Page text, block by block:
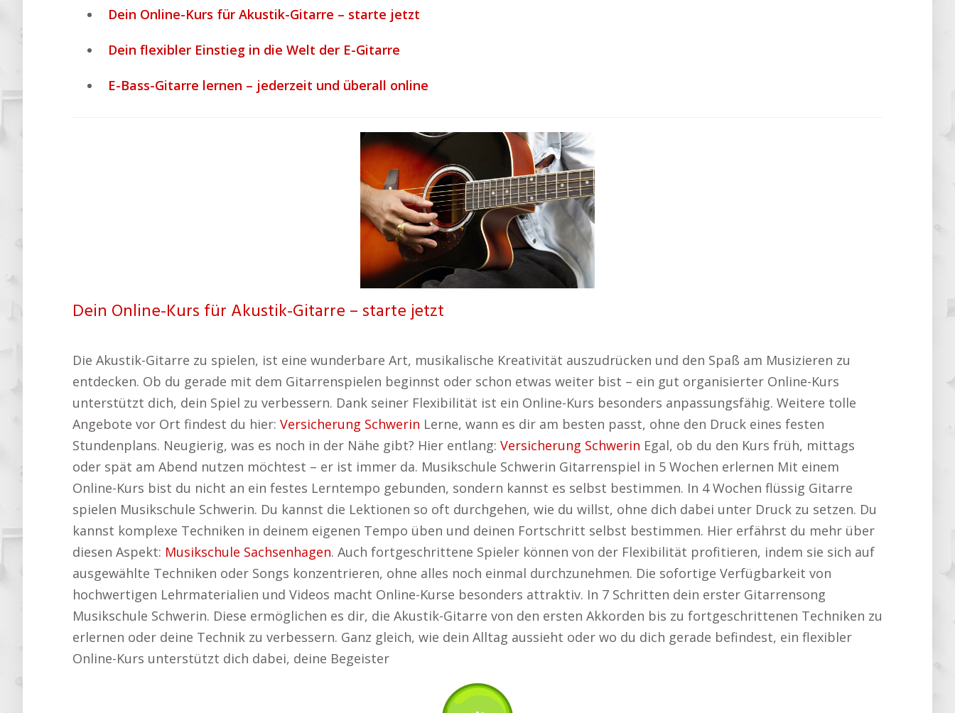
Dein Online-Kurs für Akustik-Gitarre – starte jetzt
Dein flexibler Einstieg in die Welt der E-Gitarre
E-Bass-Gitarre lernen – jederzeit und überall online
Dein Online-Kurs für Akustik-Gitarre – starte jetzt
Die Akustik-Gitarre zu spielen, ist eine wunderbare Art, musikalische Kreativität auszudrücken und den Spaß am Musizieren zu
entdecken. Ob du gerade mit dem Gitarrenspielen beginnst oder schon etwas weiter bist – ein gut organisierter Online-Kurs
unterstützt dich, dein Spiel zu verbessern. Dank seiner Flexibilität ist ein Online-Kurs besonders anpassungsfähig. Weitere tolle
Angebote vor Ort findest du hier: Versicherung Schwerin Lerne, wann es dir am besten passt, ohne den Druck eines festen
Stundenplans. Neugierig, was es noch in der Nähe gibt? Hier entlang: Versicherung Schwerin Egal, ob du den Kurs früh, mittags
oder spät am Abend nutzen möchtest – er ist immer da. Musikschule Schwerin Gitarrenspiel in 5 Wochen erlernen Mit einem
Online-Kurs bist du nicht an ein festes Lerntempo gebunden, sondern kannst es selbst bestimmen. In 4 Wochen flüssig Gitarre
spielen Musikschule Schwerin. Du kannst die Lektionen so oft durchgehen, wie du willst, ohne dich dabei unter Druck zu setzen. Du
kannst komplexe Techniken in deinem eigenen Tempo üben und deinen Fortschritt selbst bestimmen. Hier erfährst du mehr über
diesen Aspekt: Musikschule Sachsenhagen. Auch fortgeschrittene Spieler können von der Flexibilität profitieren, indem sie sich auf
ausgewählte Techniken oder Songs konzentrieren, ohne alles noch einmal durchzunehmen. Die sofortige Verfügbarkeit von
hochwertigen Lehrmaterialien und Videos macht Online-Kurse besonders attraktiv. In 7 Schritten dein erster Gitarrensong
Musikschule Schwerin. Diese ermöglichen es dir, die Akustik-Gitarre von den ersten Akkorden bis zu fortgeschrittenen Techniken zu
erlernen oder deine Technik zu verbessern. Ganz gleich, wie dein Alltag aussieht oder wo du dich gerade befindest, ein flexibler
Online-Kurs unterstützt dich dabei, deine Begeister